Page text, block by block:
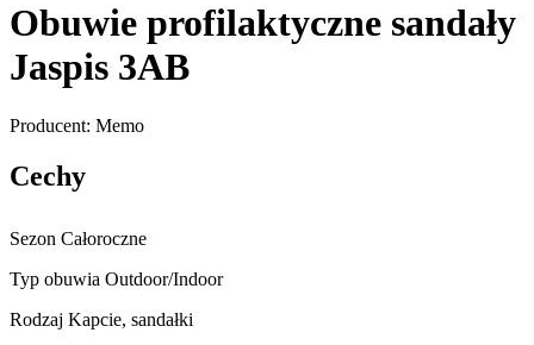
Obuwie profilaktyczne sandały
Jaspis 3AB
Producent: Memo
Cechy
Sezon Całoroczne
Typ obuwia Outdoor/Indoor
Rodzaj Kapcie, sandałki